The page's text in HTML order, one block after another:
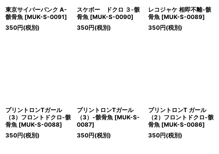
東京サイバーパンク A-
骸骨魚 [MUK-S-0091]
350円(税別)
スケボー ドクロ ３-骸
骨魚 [MUK-S-0090]
350円(税別)
レコジャケ 相即不離-骸
骨魚 [MUK-S-0089]
350円(税別)
プリントロンTガール
（3）フロントドクロ-骸
骨魚 [MUK-S-0088]
350円(税別)
プリントロンTガール
（3）-骸骨魚 [MUK-S-
0087]
350円(税別)
プリントロンT ガール
（2）フロントドクロ-骸
骨魚 [MUK-S-0086]
350円(税別)